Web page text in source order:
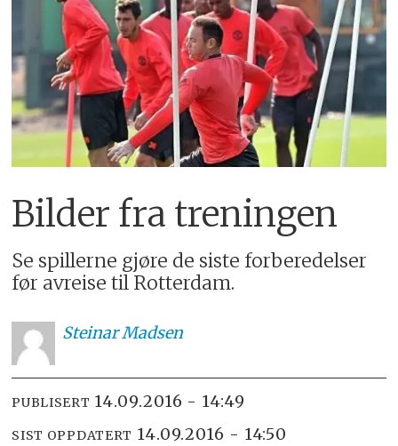
Bilder fra treningen
Se spillerne gjøre de siste forberedelser
før avreise til Rotterdam.
SteinarMadsen
PUBLISERT 14.09.2016 - 14:49
SIST OPPDATERT 14.09.2016 - 14:50